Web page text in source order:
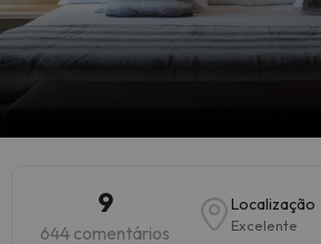
9
644 comentários
Localização
Excelente